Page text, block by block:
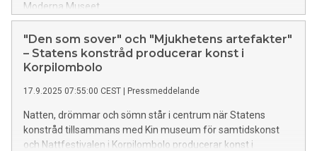
Moderna Museet.
"Den som sover" och "Mjukhetens artefakter"
– Statens konstråd producerar konst i
Korpilombolo
17.9.2025 07:55:00 CEST Pressmeddelande
Natten, drömmar och sömn står i centrum när Statens
konstråd tillsammans med Kin museum för samtidskonst
och Nattfestivalen i Korpilombolo producerar konst i